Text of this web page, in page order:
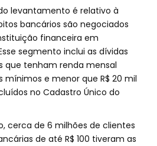
levantamento é relativo à
bancários são negociados
financeira em
segmento inclui as dívidas
que tenham renda mensal
mínimos e menor que R$ 20 mil
no Cadastro Único do
cerca de 6 milhões de clientes
de até R$ 100 tiveram as